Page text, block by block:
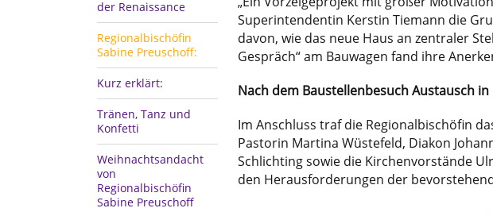
der Renaissance
Regionalbischöfin
Sabine Preuschoff:
Kurz erklärt:
Tränen, Tanz und
Konfetti
Weihnachtsandacht
von
Regionalbischöfin
Sabine Preuschoff
Superintendentin Kerstin Tiemann die
davon, wie das neue Haus an zentraler
Gespräch“ am Bauwagen fand ihre
Nach dem Baustellenbesuch Austausch
Im Anschluss traf die Regionalbischöfin
Pastorin Martina Wüstefeld, Diakon
Schlichting sowie die Kirchenvorstände
den Herausforderungen der